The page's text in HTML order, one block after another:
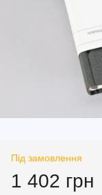
Під замовлення
1 402 грн